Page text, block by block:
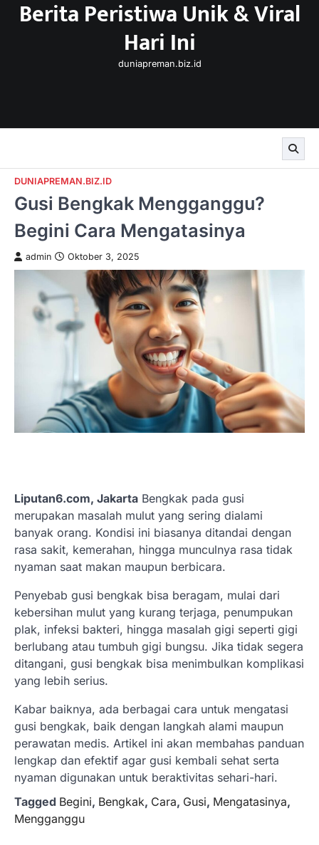
SkipBerita Peristiwa Unik & Viral
Hari Ini
duniapreman.biz.id
DUNIAPREMAN.BIZ.ID
Gusi Bengkak Mengganggu?
Begini Cara Mengatasinya
admin Oktober 3, 2025
Liputan6.com, Jakarta Bengkak pada gusi
merupakan masalah mulut yang sering dialami
banyak orang. Kondisi ini biasanya ditandai dengan
rasa sakit, kemerahan, hingga munculnya rasa tidak
nyaman saat makan maupun berbicara.
Penyebab gusi bengkak bisa beragam, mulai dari
kebersihan mulut yang kurang terjaga, penumpukan
plak, infeksi bakteri, hingga masalah gigi seperti gigi
berlubang atau tumbuh gigi bungsu. Jika tidak segera
ditangani, gusi bengkak bisa menimbulkan komplikasi
yang lebih serius.
Kabar baiknya, ada berbagai cara untuk mengatasi
gusi bengkak, baik dengan langkah alami maupun
perawatan medis. Artikel ini akan membahas panduan
lengkap dan efektif agar gusi kembali sehat serta
nyaman digunakan untuk beraktivitas sehari-hari.
Tagged Begini, Bengkak, Cara, Gusi, Mengatasinya,
Mengganggu